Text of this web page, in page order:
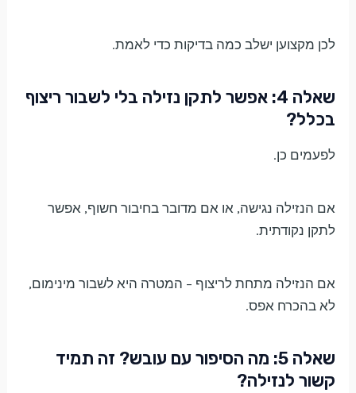
לכן מקצוען ישלב כמה בדיקות כדי לאמת.
שאלה 4: אפשר לתקן נזילה בלי לשבור ריצוף
בכלל?
לפעמים כן.
אם הנזילה נגישה, או אם מדובר בחיבור חשוף, אפשר
לתקן נקודתית.
אם הנזילה מתחת לריצוף – המטרה היא לשבור מינימום,
לא בהכרח אפס.
שאלה 5: מה הסיפור עם עובש? זה תמיד
קשור לנזילה?